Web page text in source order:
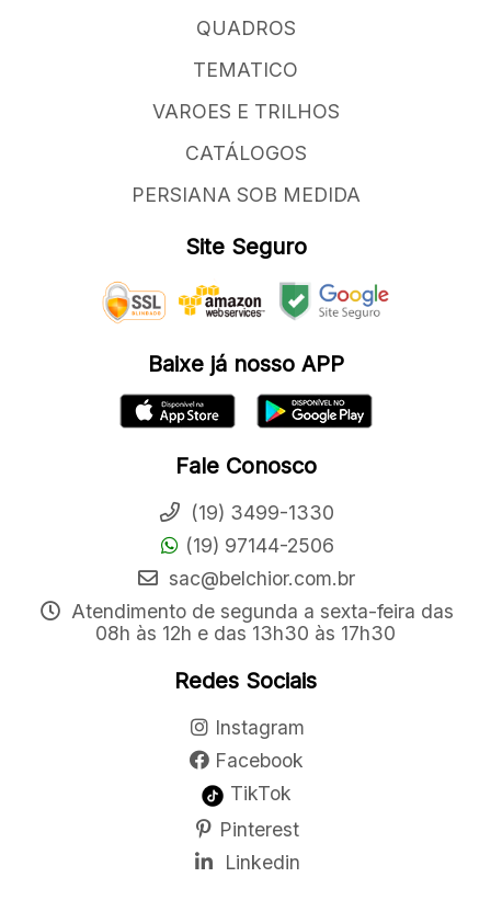
QUADROS
TEMATICO
VAROES E TRILHOS
CATÁLOGOS
PERSIANA SOB MEDIDA
Site Seguro
Baixe já nosso APP
Fale Conosco
(19) 3499-1330
(19) 97144-2506
sac@belchior.com.br
Atendimento de segunda a sexta-feira das
08h às 12h e das 13h30 às 17h30
Redes Sociais
Instagram
Facebook
TikTok
Pinterest
Linkedin